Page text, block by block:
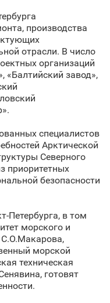
производства
отрасли. В число
организаций
«Балтийский завод»,
специалистов
Арктической
Северного
приоритетных
безопасности
в том
морского и
морской
техническая
готовят